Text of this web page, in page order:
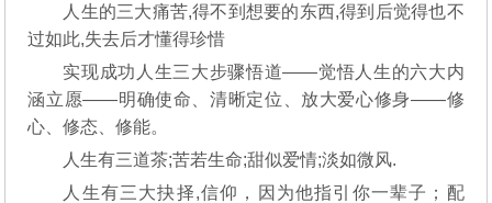
人生的三大痛苦,得不到想要的东西,得到后觉得也不
过如此,失去后才懂得珍惜
实现成功人生三大步骤悟道——觉悟人生的六大内
涵立愿——明确使命、清晰定位、放大爱心修身——修
心、修态、修能。
人生有三道茶;苦若生命;甜似爱情;淡如微风.
人生有三大抉择,信仰，因为他指引你一辈子；配